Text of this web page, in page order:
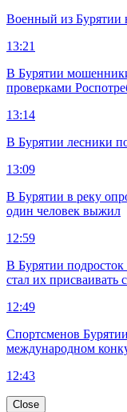
Военный из Бурятии
13:21
В Бурятии
проверками
13:14
В Бурятии лесники
13:09
В Бурятии в реку
один человек выжил
12:59
В Бурятии
стал их присваивать
12:49
Спортсменов
международном
12:43
Close